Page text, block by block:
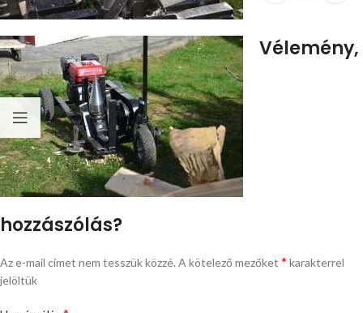
Vélemény,
hozzászólás?
Az e-mail címet nem tesszük közzé. A kötelező mezőket * karakterrel
jelöltük